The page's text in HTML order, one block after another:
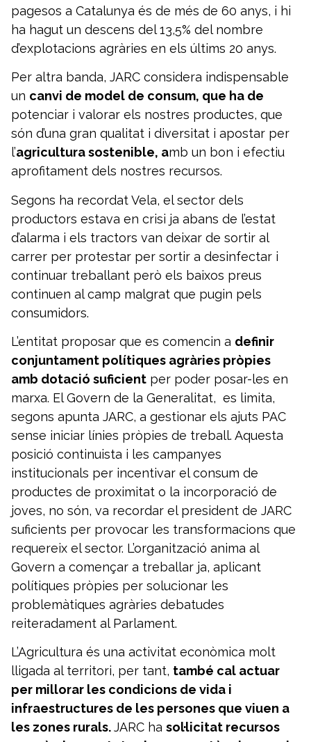
pagesos a Catalunya és de més de 60 anys, i hi
ha hagut un descens del 13,5% del nombre
d’explotacions agràries en els últims 20 anys.
Per altra banda, JARC considera indispensable
un canvi de model de consum, que ha de
potenciar i valorar els nostres productes, que
són d’una gran qualitat i diversitat i apostar per
l’agricultura sostenible, amb un bon i efectiu
aprofitament dels nostres recursos.
Segons ha recordat Vela, el sector dels
productors estava en crisi ja abans de l’estat
d’alarma i els tractors van deixar de sortir al
carrer per protestar per sortir a desinfectar i
continuar treballant però els baixos preus
continuen al camp malgrat que pugin pels
consumidors.
L’entitat proposar que es comencin a definir
conjuntament polítiques agràries pròpies
amb dotació suficient per poder posar-les en
marxa. El Govern de la Generalitat, es limita,
segons apunta JARC, a gestionar els ajuts PAC
sense iniciar línies pròpies de treball. Aquesta
posició continuista i les campanyes
institucionals per incentivar el consum de
productes de proximitat o la incorporació de
joves, no són, va recordar el president de JARC
suficients per provocar les transformacions que
requereix el sector. L’organització anima al
Govern a començar a treballar ja, aplicant
polítiques pròpies per solucionar les
problemàtiques agràries debatudes
reiteradament al Parlament.
L’Agricultura és una activitat econòmica molt
lligada al territori, per tant, també cal actuar
per millorar les condicions de vida i
infraestructures de les persones que viuen a
les zones rurals.JARC ha sol·licitat recursos